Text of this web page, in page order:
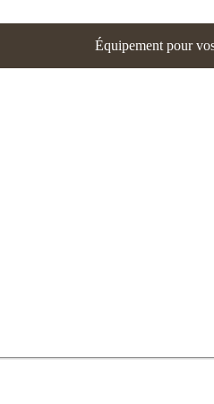
Équipement pour